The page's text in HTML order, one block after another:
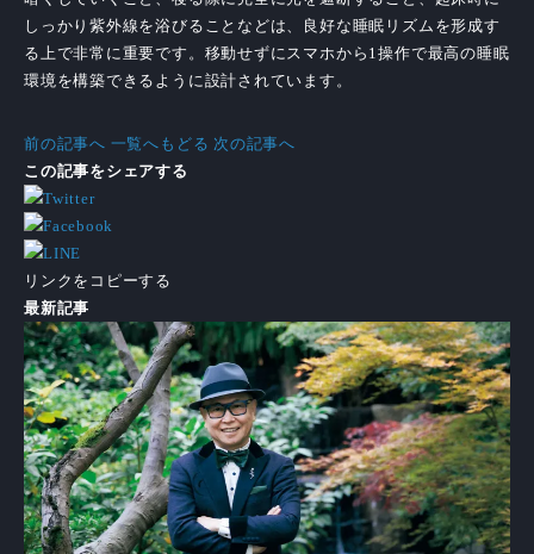
しっかり紫外線を浴びることなどは、良好な睡眠リズムを形成す
る上で非常に重要です。移動せずにスマホから1操作で最高の睡眠
環境を構築できるように設計されています。
前の記事へ 一覧へもどる 次の記事へ
この記事をシェアする
リンクをコピーする
最新記事